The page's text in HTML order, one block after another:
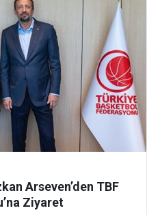
Arseven’den TBF
Ziyaret